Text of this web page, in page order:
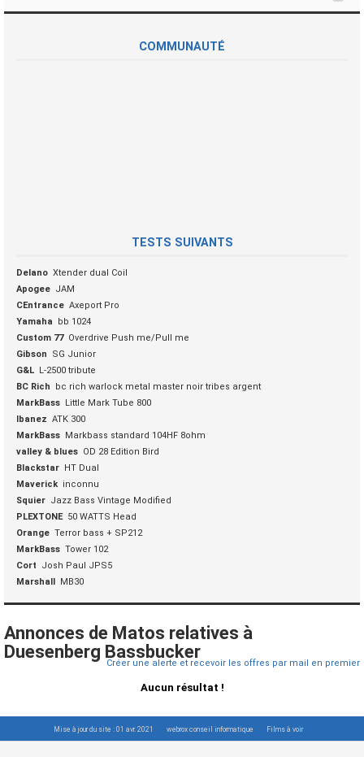
COMMUNAUTÉ
TESTS SUIVANTS
Delano Xtender dual Coil
Apogee JAM
CEntrance Axeport Pro
Yamaha
bb 1024
Custom 77 Overdrive Push me/Pull me
Gibson
SG Junior
G&L L-2500 tribute
BC Rich
bc rich warlock metal master noir tribes argent
MarkBass Little Mark Tube 800
Ibanez ATK 300
MarkBass Markbass standard 104HF 8ohm
valley & blues OD 28 Edition Bird
Blackstar HT Dual
Maverick inconnu
Squier Jazz Bass Vintage Modified
PLEXTONE 50 WATTS Head
Orange Terror bass + SP212
MarkBass Tower 102
Cort
Josh Paul JPS5
Marshall MB30
Annonces de Matos relatives à
Duesenberg Bassbucker
Créer une alerte et recevoir les offres par mail en premier
Aucun résultat !
Mise à jour du site : 01 avr. 2021 webrox conseil informatique Films à voir